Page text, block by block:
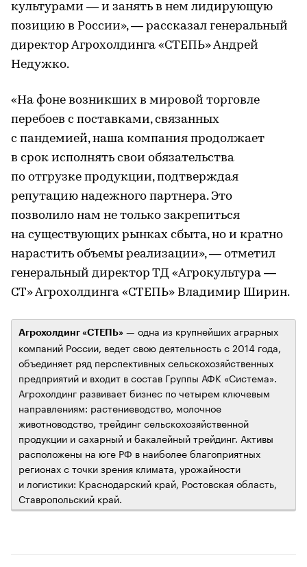
культурами — и занять в нем лидирующую
позицию в России», — рассказал генеральный
директор Агрохолдинга «СТЕПЬ» Андрей
Недужко.
«На фоне возникших в мировой торговле
перебоев с поставками, связанных
с пандемией, наша компания продолжает
в срок исполнять свои обязательства
по отгрузке продукции, подтверждая
репутацию надежного партнера. Это
позволило нам не только закрепиться
на существующих рынках сбыта, но и кратно
нарастить объемы реализации», — отметил
генеральный директор ТД «Агрокультура —
СТ» Агрохолдинга «СТЕПЬ» Владимир Ширин.
Агрохолдинг «СТЕПЬ» — одна из крупнейших аграрных
компаний России, ведет свою деятельность с 2014 года,
объединяет ряд перспективных сельскохозяйственных
предприятий и входит в состав Группы АФК «Система».
Агрохолдинг развивает бизнес по четырем ключевым
направлениям: растениеводство, молочное
животноводство, трейдинг сельскохозяйственной
продукции и сахарный и бакалейный трейдинг. Активы
расположены на юге РФ в наиболее благоприятных
регионах с точки зрения климата, урожайности
и логистики: Краснодарский край, Ростовская область,
Ставропольский край.